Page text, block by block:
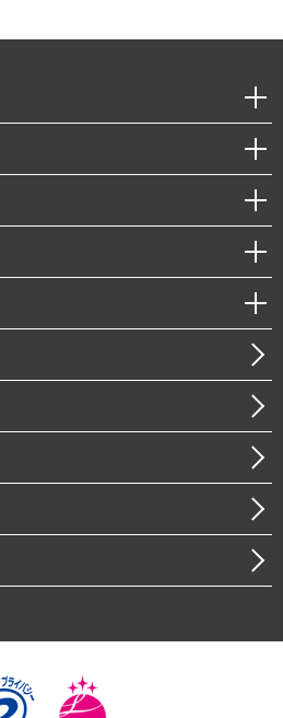
ライアンス）・防災（政策）
・スマートシティ
ム